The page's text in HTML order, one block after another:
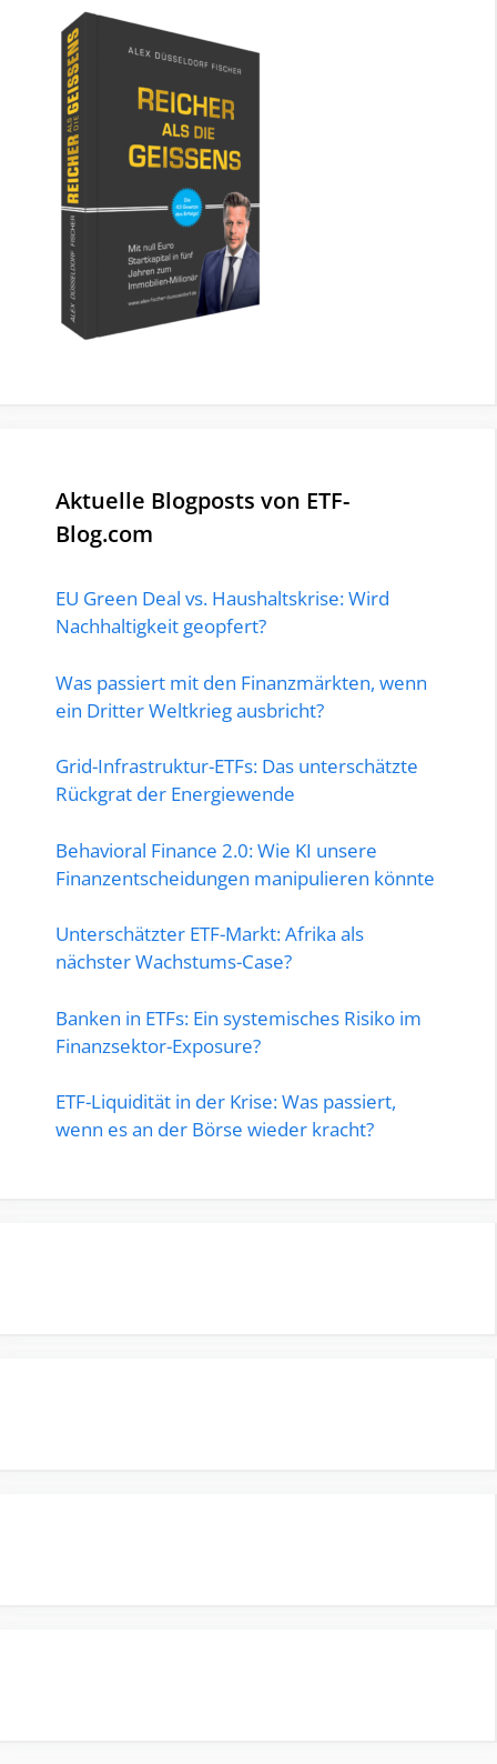
Aktuelle Blogposts von ETF-
Blog.com
EU Green Deal vs. Haushaltskrise: Wird
Nachhaltigkeit geopfert?
Was passiert mit den Finanzmärkten, wenn
ein Dritter Weltkrieg ausbricht?
Grid-Infrastruktur-ETFs: Das unterschätzte
Rückgrat der Energiewende
Behavioral Finance 2.0: Wie KI unsere
Finanzentscheidungen manipulieren könnte
Unterschätzter ETF-Markt: Afrika als
nächster Wachstums-Case?
Banken in ETFs: Ein systemisches Risiko im
Finanzsektor-Exposure?
ETF-Liquidität in der Krise: Was passiert,
wenn es an der Börse wieder kracht?